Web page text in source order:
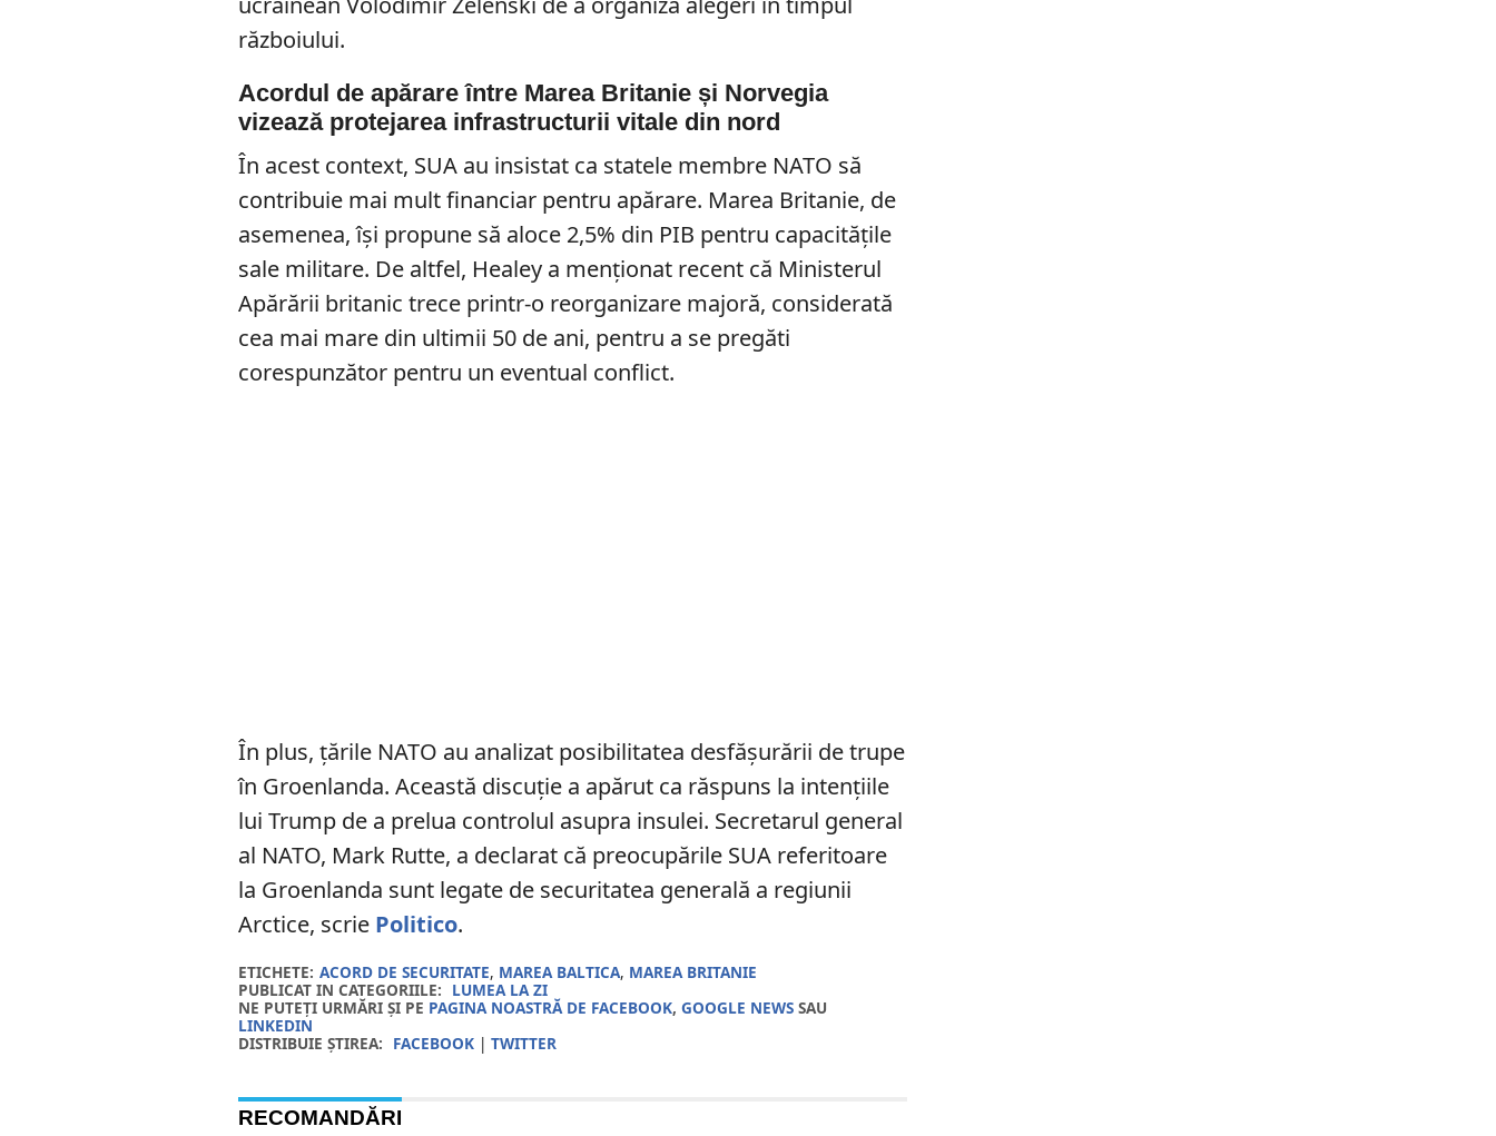
războiului.
Acordul de apărare între Marea Britanie și Norvegia
vizează protejarea infrastructurii vitale din nord
În acest context, SUA au insistat ca statele membre NATO să
contribuie mai mult financiar pentru apărare. Marea Britanie, de
asemenea, își propune să aloce 2,5% din PIB pentru capacitățile
sale militare. De altfel, Healey a menționat recent că Ministerul
Apărării britanic trece printr-o reorganizare majoră, considerată
cea mai mare din ultimii 50 de ani, pentru a se pregăti
corespunzător pentru un eventual conflict.
În plus, țările NATO au analizat posibilitatea desfășurării de trupe
în Groenlanda. Această discuție a apărut ca răspuns la intențiile
lui Trump de a prelua controlul asupra insulei. Secretarul general
al NATO, Mark Rutte, a declarat că preocupările SUA referitoare
la Groenlanda sunt legate de securitatea generală a regiunii
Arctice, scrie Politico.
ETICHETE: ACORD DE SECURITATE, MAREA BALTICA, MAREA BRITANIE
PUBLICAT IN CATEGORIILE: LUMEA LA ZI
NE PUTEȚI URMĂRI ȘI PE PAGINA NOASTRĂ DE FACEBOOK,GOOGLE NEWS SAU
LINKEDIN
DISTRIBUIE ȘTIREA: FACEBOOK |TWITTER
RECOMANDĂRI